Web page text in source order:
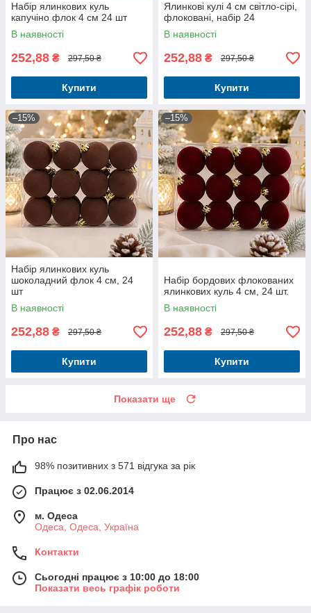
Набір ялинкових куль
капучіно флок 4 см 24 шт
В наявності
252,88 ₴ 297,50 ₴
Купити
Ялинкові кулі 4 см світло-сірі,
флоковані, набір 24
В наявності
252,88 ₴ 297,50 ₴
Купити
–15%
Набір ялинкових куль
шоколадний флок 4 см, 24
шт
В наявності
252,88 ₴ 297,50 ₴
Купити
–15%
Набір бордових флокованих
ялинкових куль 4 см, 24 шт.
В наявності
252,88 ₴ 297,50 ₴
Купити
Показати ще
Про нас
98% позитивних з 571 відгука за рік
Працює з 02.06.2014
м. Одеса
Одеса, Одеса, Україна
Контакти
Сьогодні працює з 10:00 до 18:00
Показати весь графік роботи